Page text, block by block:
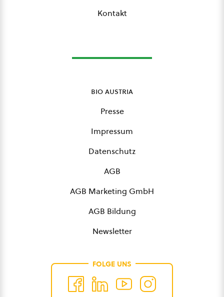
Kontakt
bio austria
Presse
Impressum
Datenschutz
AGB
AGB Marketing GmbH
AGB Bildung
Newsletter
FOLGE UNS